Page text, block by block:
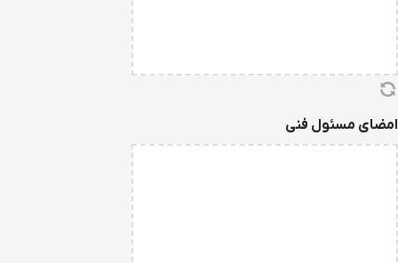
امضای مسئول فنی